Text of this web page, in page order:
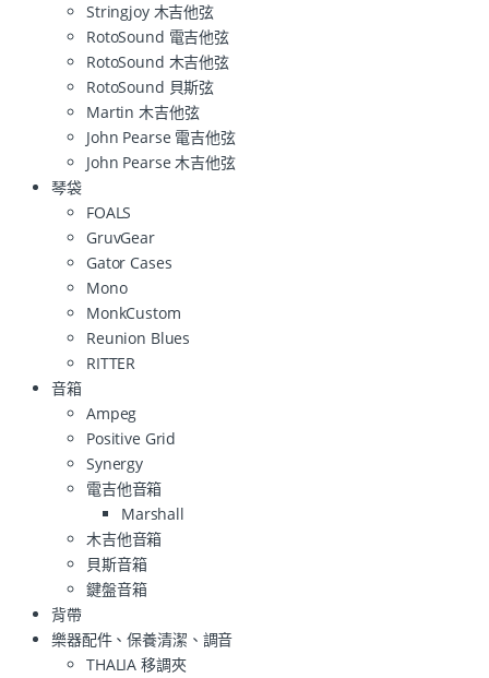
Stringjoy 木吉他弦
RotoSound 電吉他弦
RotoSound 木吉他弦
RotoSound 貝斯弦
Martin 木吉他弦
John Pearse 電吉他弦
John Pearse 木吉他弦
琴袋
FOALS
GruvGear
Gator Cases
Mono
MonkCustom
Reunion Blues
RITTER
音箱
Ampeg
Positive Grid
Synergy
電吉他音箱
Marshall
木吉他音箱
貝斯音箱
鍵盤音箱
背帶
樂器配件、保養清潔、調音
THALIA 移調夾